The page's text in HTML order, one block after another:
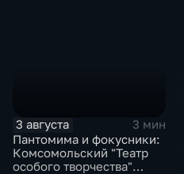
3 августа
3 мин
Пантомима и фокусники:
Комсомольский "Театр
особого творчества"